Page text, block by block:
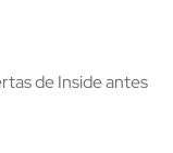
de Inside antes